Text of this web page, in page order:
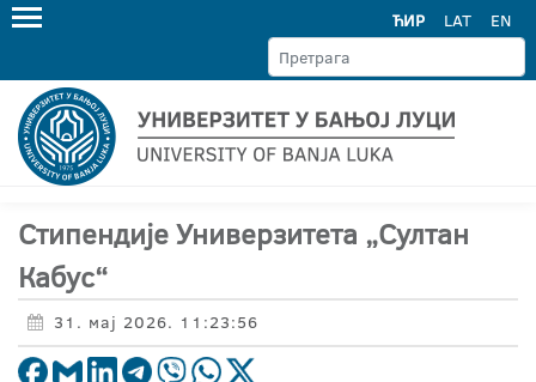
ЋИР LAT EN
Стипендије Универзитета „Султан
Кабус“
31. мај 2026. 11:23:56